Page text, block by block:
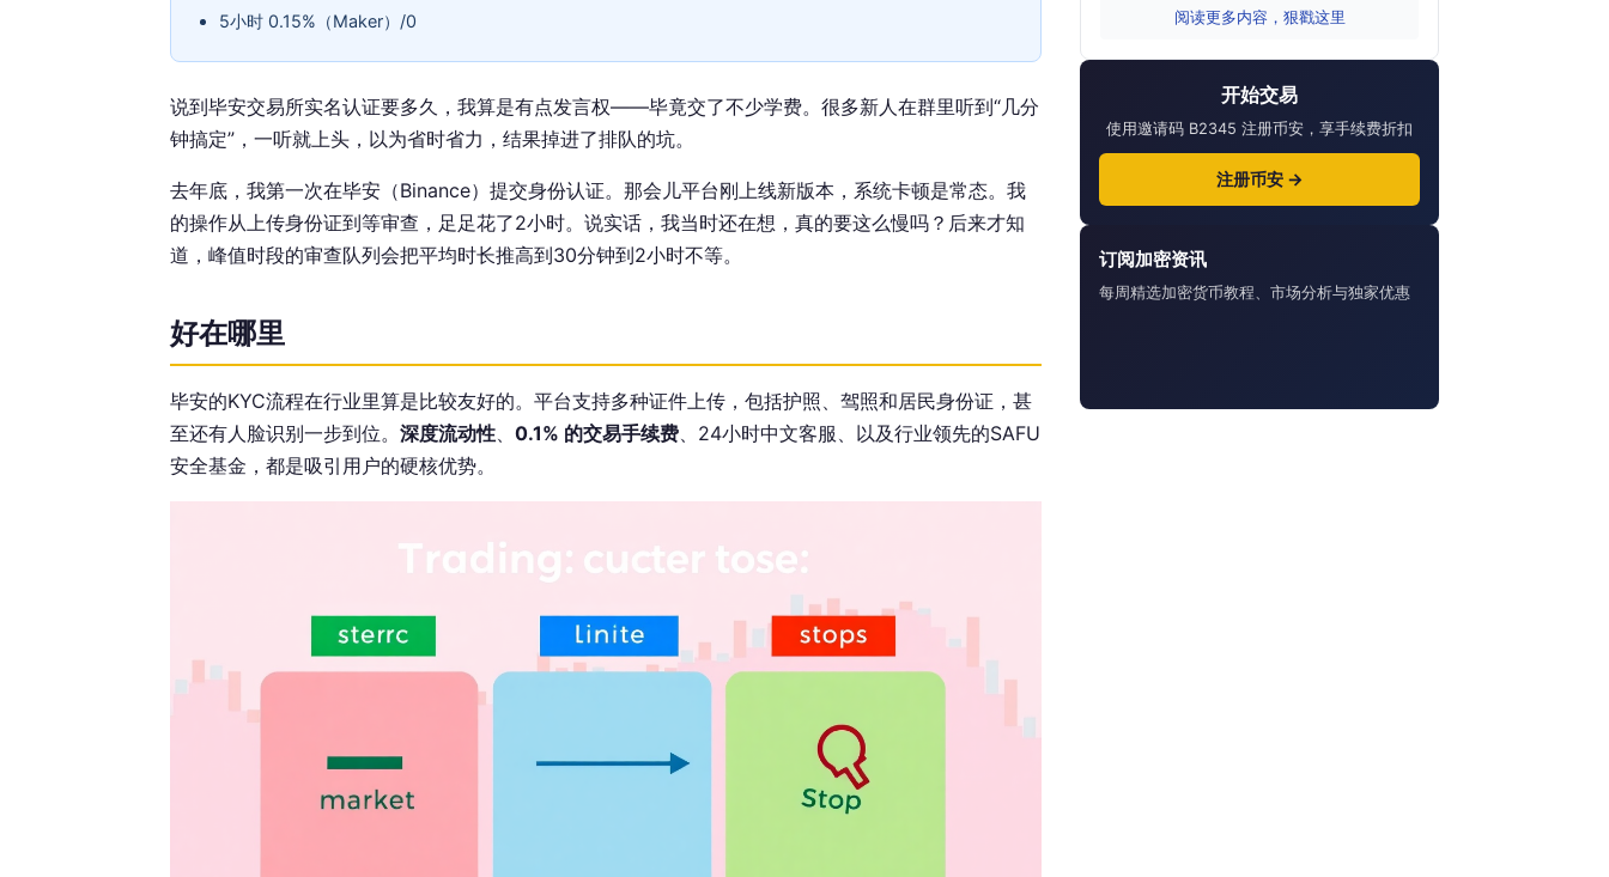
5小时 0.15%（Maker）/0
说到毕安交易所实名认证要多久，我算是有点发言权——毕竟交了不少学费。很多新人在群里听到“几分
钟搞定”，一听就上头，以为省时省力，结果掉进了排队的坑。
去年底，我第一次在毕安（Binance）提交身份认证。那会儿平台刚上线新版本，系统卡顿是常态。我
的操作从上传身份证到等审查，足足花了2小时。说实话，我当时还在想，真的要这么慢吗？后来才知
道，峰值时段的审查队列会把平均时长推高到30分钟到2小时不等。
好在哪里
毕安的KYC流程在行业里算是比较友好的。平台支持多种证件上传，包括护照、驾照和居民身份证，甚
至还有人脸识别一步到位。 深度流动性 0.1% 的交易手续费 、24小时中文客服、以及行业领先的SAFU
安全基金，都是吸引用户的硬核优势。
阅读更多内容，狠戳这里
开始交易
使用邀请码 B2345 注册币安，享手续费折扣
注册币安 →
订阅加密资讯
每周精选加密货币教程、市场分析与独家优惠